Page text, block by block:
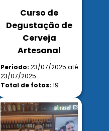
Curso de
Degustação de
Cerveja
Artesanal
Periodo: 23/07/2025 até
23/07/2025
Total de fotos: 19